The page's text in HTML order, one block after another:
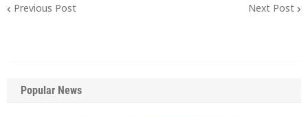
Previous Post Next Post
Popular News